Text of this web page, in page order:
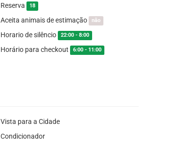
Reserva
18
Aceita animais de estimação não
Horario de silêncio 22:00 - 8:00
Horário para checkout 6:00 - 11:00
Vista para a Cidade
Condicionador